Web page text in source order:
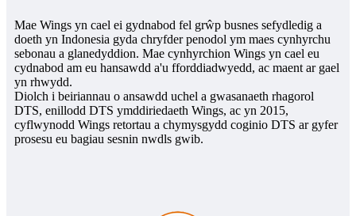
Mae Wings yn cael ei gydnabod fel grŵp busnes sefydledig a
doeth yn Indonesia gyda chryfder penodol ym maes cynhyrchu
sebonau a glanedyddion. Mae cynhyrchion Wings yn cael eu
cydnabod am eu hansawdd a'u fforddiadwyedd, ac maent ar gael
yn rhwydd.
Diolch i beiriannau o ansawdd uchel a gwasanaeth rhagorol
DTS, enillodd DTS ymddiriedaeth Wings, ac yn 2015,
cyflwynodd Wings retortau a chymysgydd coginio DTS ar gyfer
prosesu eu bagiau sesnin nwdls gwib.